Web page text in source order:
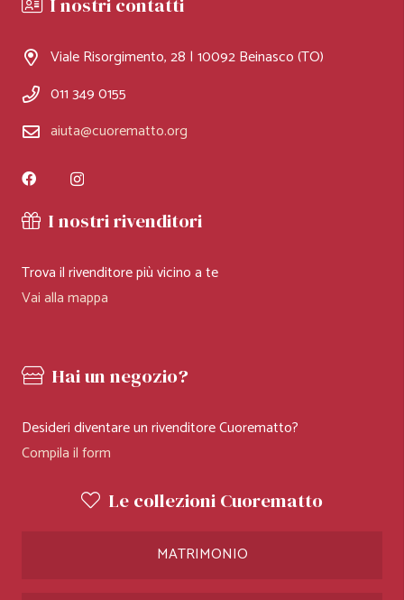
Viale Risorgimento, 28 | 10092 Beinasco (TO)
011 349 0155
aiuta@cuorematto.org
I nostri rivenditori
Trova il rivenditore più vicino a te
Vai alla mappa
Hai un negozio?
Desideri diventare un rivenditore Cuorematto?
Compila il form
Le collezioni Cuorematto
MATRIMONIO